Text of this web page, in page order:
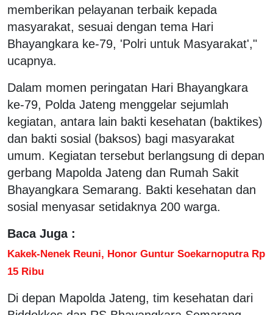
memberikan pelayanan terbaik kepada
masyarakat, sesuai dengan tema Hari
Bhayangkara ke-79, 'Polri untuk Masyarakat',"
ucapnya.
Dalam momen peringatan Hari Bhayangkara
ke-79, Polda Jateng menggelar sejumlah
kegiatan, antara lain bakti kesehatan (baktikes)
dan bakti sosial (baksos) bagi masyarakat
umum. Kegiatan tersebut berlangsung di depan
gerbang Mapolda Jateng dan Rumah Sakit
Bhayangkara Semarang. Bakti kesehatan dan
sosial menyasar setidaknya 200 warga.
Baca Juga :
Kakek-Nenek Reuni, Honor Guntur Soekarnoputra Rp
15 Ribu
Di depan Mapolda Jateng, tim kesehatan dari